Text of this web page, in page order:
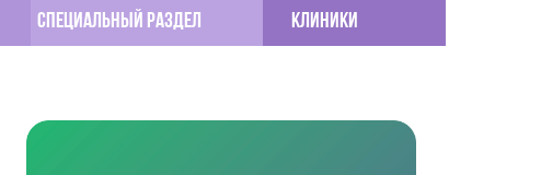
Специальный раздел КЛИНИКИ